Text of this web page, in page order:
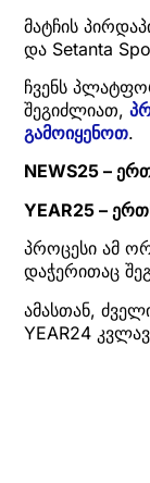
მატჩის
და Setanta
ჩვენს
შეგიძლიათ,
გამოიყენოთ.
NEWS25 –
YEAR25 –
პროცესი ამ
დაჭერითაც
ამასთან,
YEAR24